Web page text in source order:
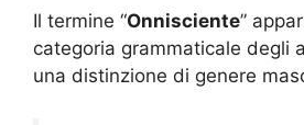
Il termine “Onnisciente”
categoria grammaticale degli
una distinzione di genere